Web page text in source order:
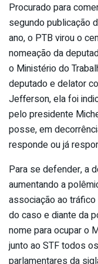
Procurado para
segundo publicação
ano, o PTB virou o
nomeação da
o Ministério do
deputado e delator
Jefferson, ela foi
pelo presidente
posse, em
responde ou já
Para se defender, a
aumentando a
associação ao
do caso e diante da
nome para ocupar o
junto ao STF todos